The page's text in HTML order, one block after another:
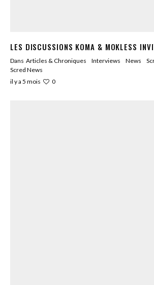
LES DISCUSSIONS KOMA & MOKLESS
Dans Articles & Chroniques Interviews News
Scred News
il y a 5 mois
0